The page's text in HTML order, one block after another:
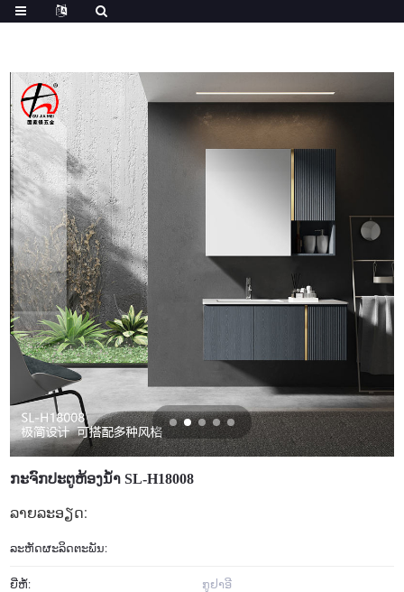
ກະຈົກປະຕູຫ້ອງນ້ໍາ SL-H18008
ລາຍລະອຽດ:
ລະ​ຫັດ​ຜະ​ລິດ​ຕະ​ພັນ:
ຍີ່ຫໍ້: ກູ​ຢາ​ອີ